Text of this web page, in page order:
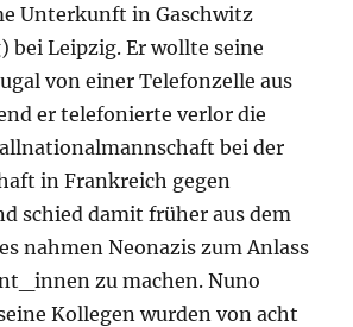
Unterkunft in Gaschwitz
bei Leipzig. Er wollte seine
von einer Telefonzelle aus
er telefonierte verlor die
bei der
in Frankreich gegen
schied damit früher aus dem
nahmen Neonazis zum Anlass
zu machen. Nuno
Kollegen wurden von acht